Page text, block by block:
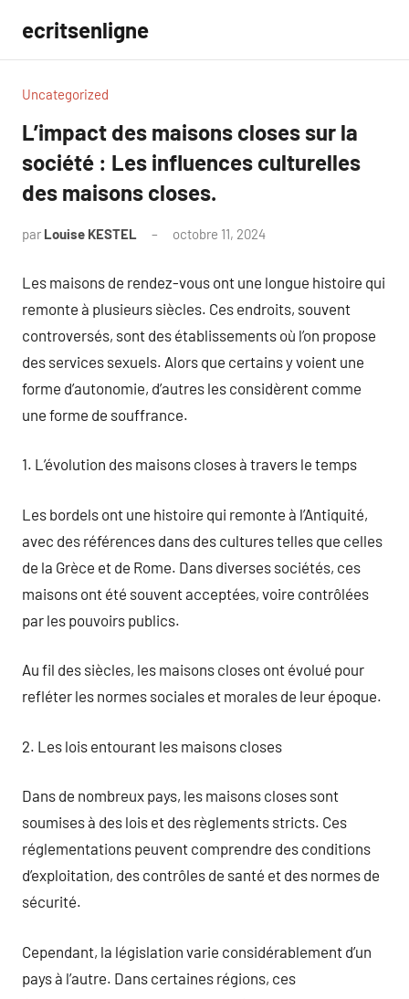
contenu
ecritsenligne
Uncategorized
L’impact des maisons closes sur la
société : Les influences culturelles
des maisons closes.
par Louise KESTEL octobre 11, 2024
Les maisons de rendez-vous ont une longue histoire qui
remonte à plusieurs siècles. Ces endroits, souvent
controversés, sont des établissements où l’on propose
des services sexuels. Alors que certains y voient une
forme d’autonomie, d’autres les considèrent comme
une forme de souffrance.
1. L’évolution des maisons closes à travers le temps
Les bordels ont une histoire qui remonte à l’Antiquité,
avec des références dans des cultures telles que celles
de la Grèce et de Rome. Dans diverses sociétés, ces
maisons ont été souvent acceptées, voire contrôlées
par les pouvoirs publics.
Au fil des siècles, les maisons closes ont évolué pour
refléter les normes sociales et morales de leur époque.
2. Les lois entourant les maisons closes
Dans de nombreux pays, les maisons closes sont
soumises à des lois et des règlements stricts. Ces
réglementations peuvent comprendre des conditions
d’exploitation, des contrôles de santé et des normes de
sécurité.
Cependant, la législation varie considérablement d’un
pays à l’autre. Dans certaines régions, ces